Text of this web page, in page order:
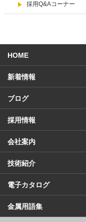
採用Q&Aコーナー
HOME
新着情報
ブログ
採用情報
会社案内
技術紹介
電子カタログ
金属用語集